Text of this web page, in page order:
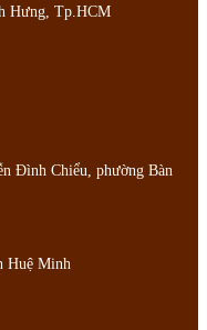
Hưng, Tp.HCM
Đình Chiểu, phường Bàn
Huệ Minh